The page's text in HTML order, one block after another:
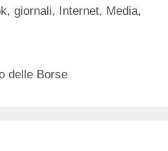
,giornali, Internet, Media,
delle Borse